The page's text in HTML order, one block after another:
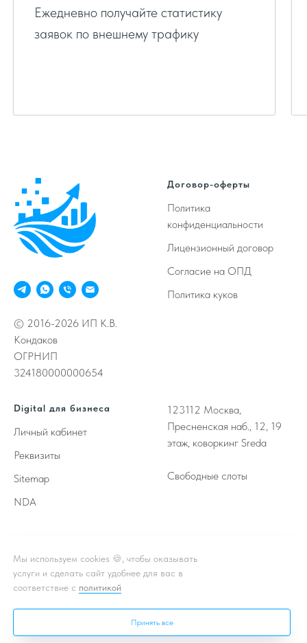
Ежедневно получайте статистику
заявок по внешнему трафику
© 2016-2026 ИП К.В.
Кондаков
ОГРНИП
324180000000654
Договор-оферты
Политика
конфиденциальности
Лицензионный договор
Согласие на ОПД
Политика куков
Digital для бизнеса
Личный кабинет
Реквизиты
Sitemap
NDA
123112 Москва,
Пресненская наб., 12, 19
этаж, коворкинг Sreda
Свободные слоты
Принимаем к оплате
* - Подробная информация об акции, условиях, подробности в
Мы используем cookies 🍪, чтобы оказывать
услуги и сделать сайт удобнее для вас в
соответствие с политикой
Принять все